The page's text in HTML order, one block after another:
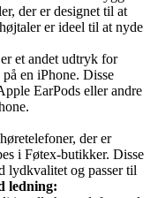
der er designet til at
er ideel til at nyde
et andet udtryk for
en iPhone. Disse
EarPods eller andre
der er
i Føtex-butikker. Disse
lydkvalitet og passer til
ledning: